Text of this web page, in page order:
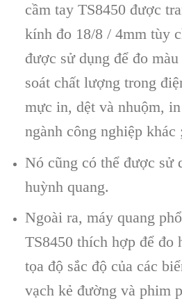
cầm tay TS8450 được
kính đo 18/8 / 4mm tùy
được sử dụng để đo
soát chất lượng trong
mực in, dệt và nhuộm,
ngành công nghiệp khác
Nó cũng có thể được sử
huỳnh quang.
Ngoài ra, máy quang
TS8450 thích hợp để đo
tọa độ sắc độ của các
vạch kẻ đường và phim